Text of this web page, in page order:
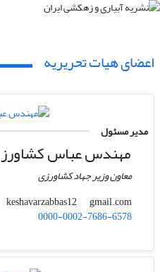
اعضای هیات تحریریه
مدیر مسئول
مهندس عباس کشاورز
معاون وزیر جهاد کشاورزی
keshavarzabbas12
gmail.com
0000-0002-7686-6578